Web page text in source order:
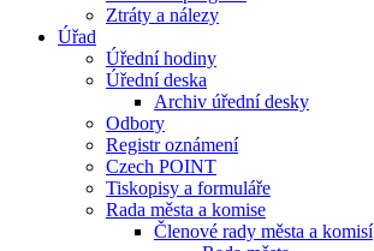
Ztráty a nálezy
Úřad
Úřední hodiny
Úřední deska
Archiv úřední desky
Odbory
Registr oznámení
Czech POINT
Tiskopisy a formuláře
Rada města a komise
Členové rady města a komisí